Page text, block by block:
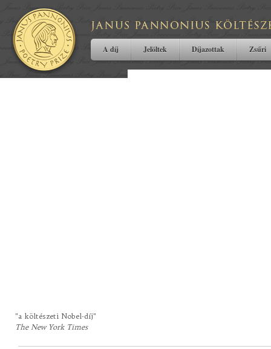
A díj Jelöltek Díjazottak Zsűri
"a költészeti Nobel-díj"
The New York Times